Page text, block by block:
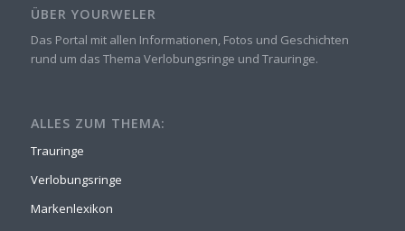
ÜBER YOURWELER
Das Portal mit allen Informationen, Fotos und Geschichten
rund um das Thema Verlobungsringe und Trauringe.
ALLES ZUM THEMA:
Trauringe
Verlobungsringe
Markenlexikon